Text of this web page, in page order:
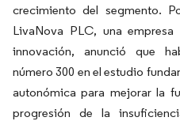
crecimiento del segmento.
LivaNova PLC, una
innovación, anunció que
número 300 en el estudio
autonómica para mejorar la
progresión de la